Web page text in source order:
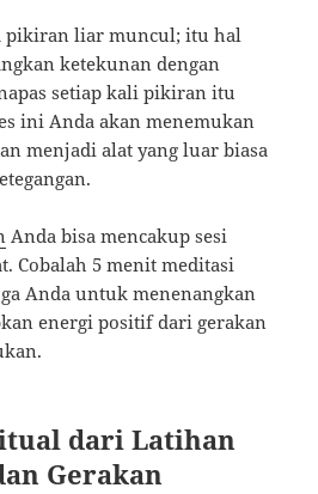
pikiran liar muncul; itu hal
ketekunan dengan
setiap kali pikiran itu
ini Anda akan menemukan
menjadi alat yang luar biasa
Anda bisa mencakup sesi
Cobalah 5 menit meditasi
Anda untuk menenangkan
energi positif dari gerakan
dari Latihan
Gerakan